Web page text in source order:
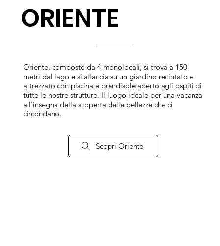
ORIENTE
Oriente, composto da 4 monolocali, si trova a 150
metri dal lago e si affaccia su un giardino recintato e
attrezzato con piscina e prendisole aperto agli ospiti di
tutte le nostre strutture. Il luogo ideale per una vacanza
all'insegna della scoperta delle bellezze che ci
circondano.
Scopri Oriente